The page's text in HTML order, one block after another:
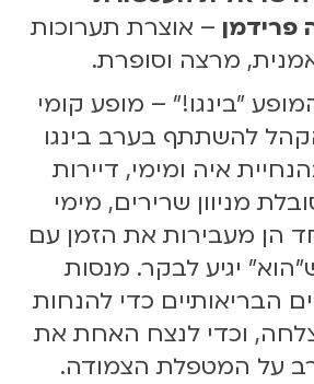
פרידמן – אוצרת תערוכות
מרצה וסופרת.
"בינגו!" – מופע קומי
להשתתף בערב בינגו
איה ומימי, דיירות
מניוון שרירים, מימי
הן מעבירות את הזמן עם
יגיע לבקר. מנסות
הבריאותיים כדי להנחות
וכדי לנצח האחת את
על המטפלת הצמודה.